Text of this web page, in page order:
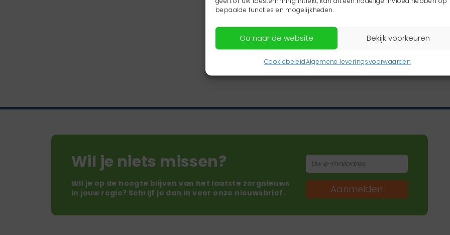
bepaalde functies en mogelijkheden.
Ga naar de website Bekijk voorkeuren
CookiebeleidAlgemene leveringsvoorwaarden
Wil je niets missen?
Wil je op de hoogte blijven van het laatste zorgnieuws
in jouw regio? Schrijf je dan in voor onze nieuwsbrief.
Aanmelden